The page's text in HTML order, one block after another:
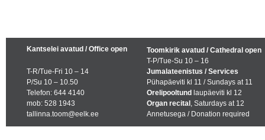
Kantselei avatud / Office open
T-R/Tue-Fri 10 – 14
P/Su 10 – 10.50
Telefon: 644 4140
mob: 528 1943
tallinna.toom@eelk.ee
Toomkirik avatud / Cathedral open
T-P/Tue-Su 10 – 16
Jumalateenistus / Services
Pühapäeviti kl 11 / Sundays at 11
Orelipooltund laupäeviti kl 12
Organ recital , Saturdays at 12
Annetusega / Donation required